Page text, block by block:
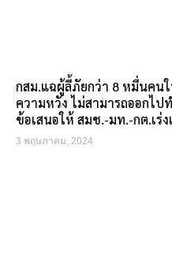
กสม.แฉผู้ลี้ภัยกว่า 8 หมื่นคน
ความหวัง ไม่สามารถออกไป
ข้อเสนอให้ สมช.-มท.-กต.เร่
3 พฤษภาคม, 2024